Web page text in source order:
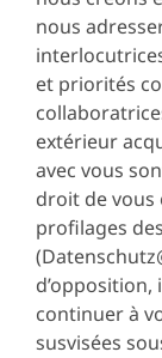
nous
et priorités
extérieur
avec vous
droit de vous
profilages
d’opposition,
continuer à
susvisées